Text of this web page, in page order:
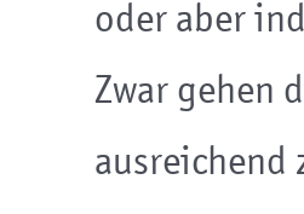
oder aber
Zwar gehen
ausreichend